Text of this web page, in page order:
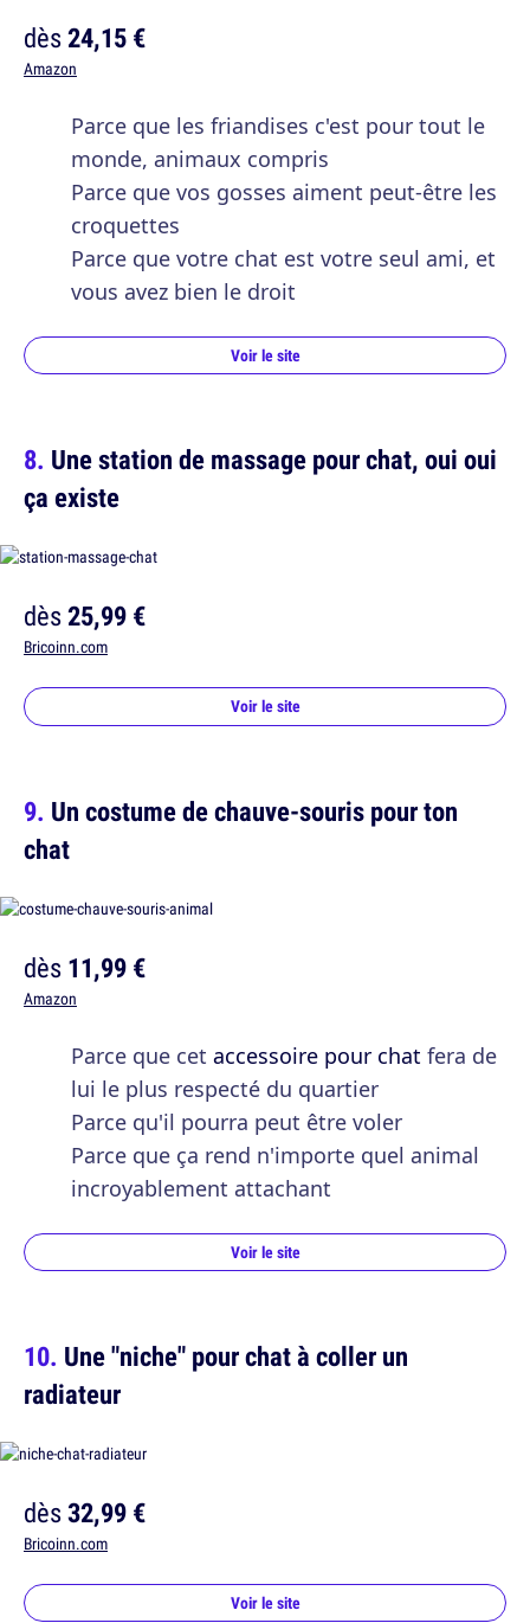
dès24,15 €
Amazon
Parce que les friandises c'est pour tout le
monde, animaux compris
Parce que vos gosses aiment peut-être les
croquettes
Parce que votre chat est votre seul ami, et
vous avez bien le droit
Voir le site
Une station de massage pour chat, oui oui
ça existe
dès25,99 €
Bricoinn.com
Voir le site
Un costume de chauve-souris pour ton
chat
dès11,99 €
Amazon
Parce que cet accessoire pour chat fera de
lui le plus respecté du quartier
Parce qu'il pourra peut être voler
Parce que ça rend n'importe quel animal
incroyablement attachant
Voir le site
Une "niche" pour chat à coller un
radiateur
dès32,99 €
Bricoinn.com
Voir le site